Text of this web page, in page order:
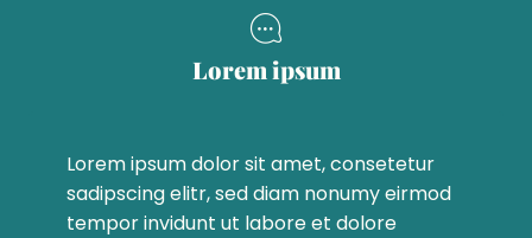
Lorem ipsum
Lorem ipsum dolor sit amet, consetetur
sadipscing elitr, sed diam nonumy eirmod
tempor invidunt ut labore et dolore